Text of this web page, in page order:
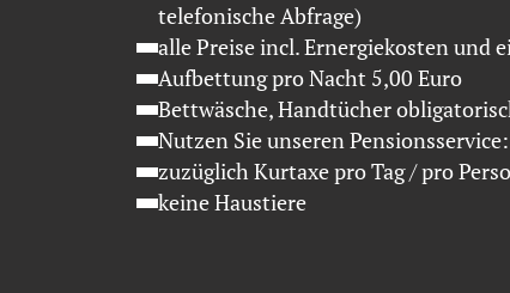
telefonische Abfrage)
alle Preise incl. Ernergiekosten und
Aufbettung pro Nacht 5,00 Euro
Bettwäsche, Handtücher
Nutzen Sie unseren
zuzüglich Kurtaxe pro Tag / pro
keine Haustiere